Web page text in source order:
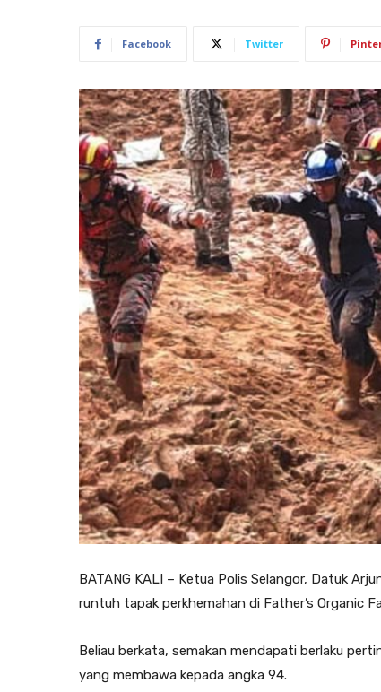
Facebook Twitter
BATANG KALI – Ketua Polis Selangor, Datuk
runtuh tapak perkhemahan di Father’s Organic
Beliau berkata, semakan mendapati berlaku
yang membawa kepada angka 94.